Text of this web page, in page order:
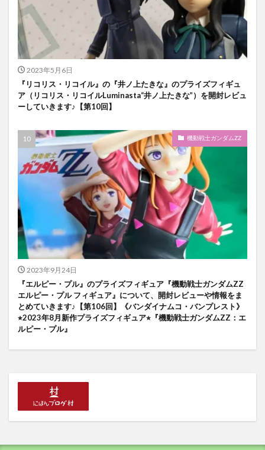
2023年5月6日
『リコリス・リコイル』の『井ノ上たきな』のプライズフィギュ
ア（リコリス・リコイルLuminasta“井ノ上たきな”）を開封レビュ
ーしていきます♪【第10回】
機動戦士ガンダムZZ
2023年9月24日
『エルピー・プル』のプライズフィギュア『機動戦士ガンダムZZ
エルピー・プル フィギュア』について、開封レビューや情報をま
とめていきます♪【第106回】《バンダイナムコ・バンプレスト》
⭐︎2023年8月新作プライズフィギュア⭐︎『機動戦士ガンダムZZ：エ
ルピー・プル』